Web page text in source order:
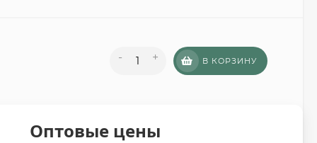
- + В КОРЗИНУ
Оптовые цены